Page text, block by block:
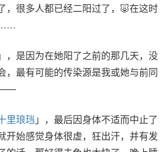
，很多人都已经二阳过了，🐷在这时
……
，是因为在她阳了之前的那几天，没
，最有可能的传染源是我或她与前同
——
里琅珰 」，最后因身体不适而中止了
始感觉身体很虚，狂出汗，并有发